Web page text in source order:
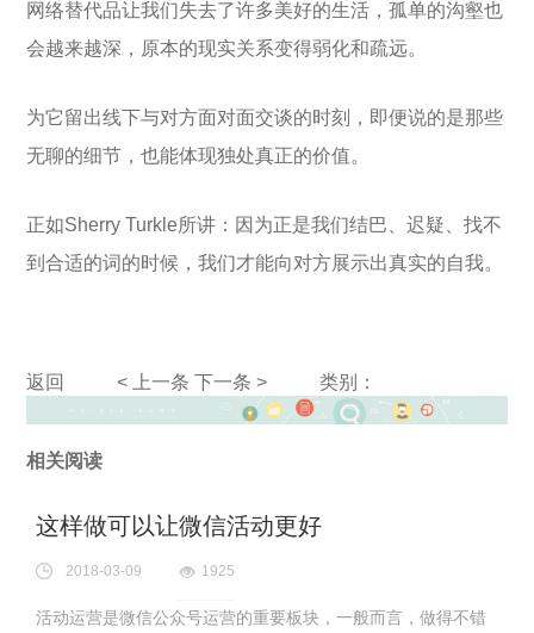
网络替代品让我们失去了许多美好的生活，孤单的沟壑也
会越来越深，原本的现实关系变得弱化和疏远。
为它留出线下与对方面对面交谈的时刻，即便说的是那些
无聊的细节，也能体现独处真正的价值。
正如Sherry Turkle所讲：因为正是我们结巴、迟疑、找不
到合适的词的时候，我们才能向对方展示出真实的自我。
返回 < 上一条 下一条 > 类别：
相关阅读
这样做可以让微信活动更好
2018-03-09 1925
活动运营是微信公众号运营的重要板块，一般而言，做得不错